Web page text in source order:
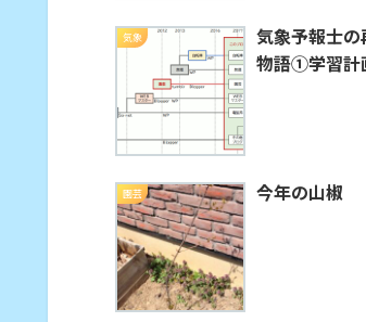
気象
気象予報士
物語①学習計
園芸 今年の山椒